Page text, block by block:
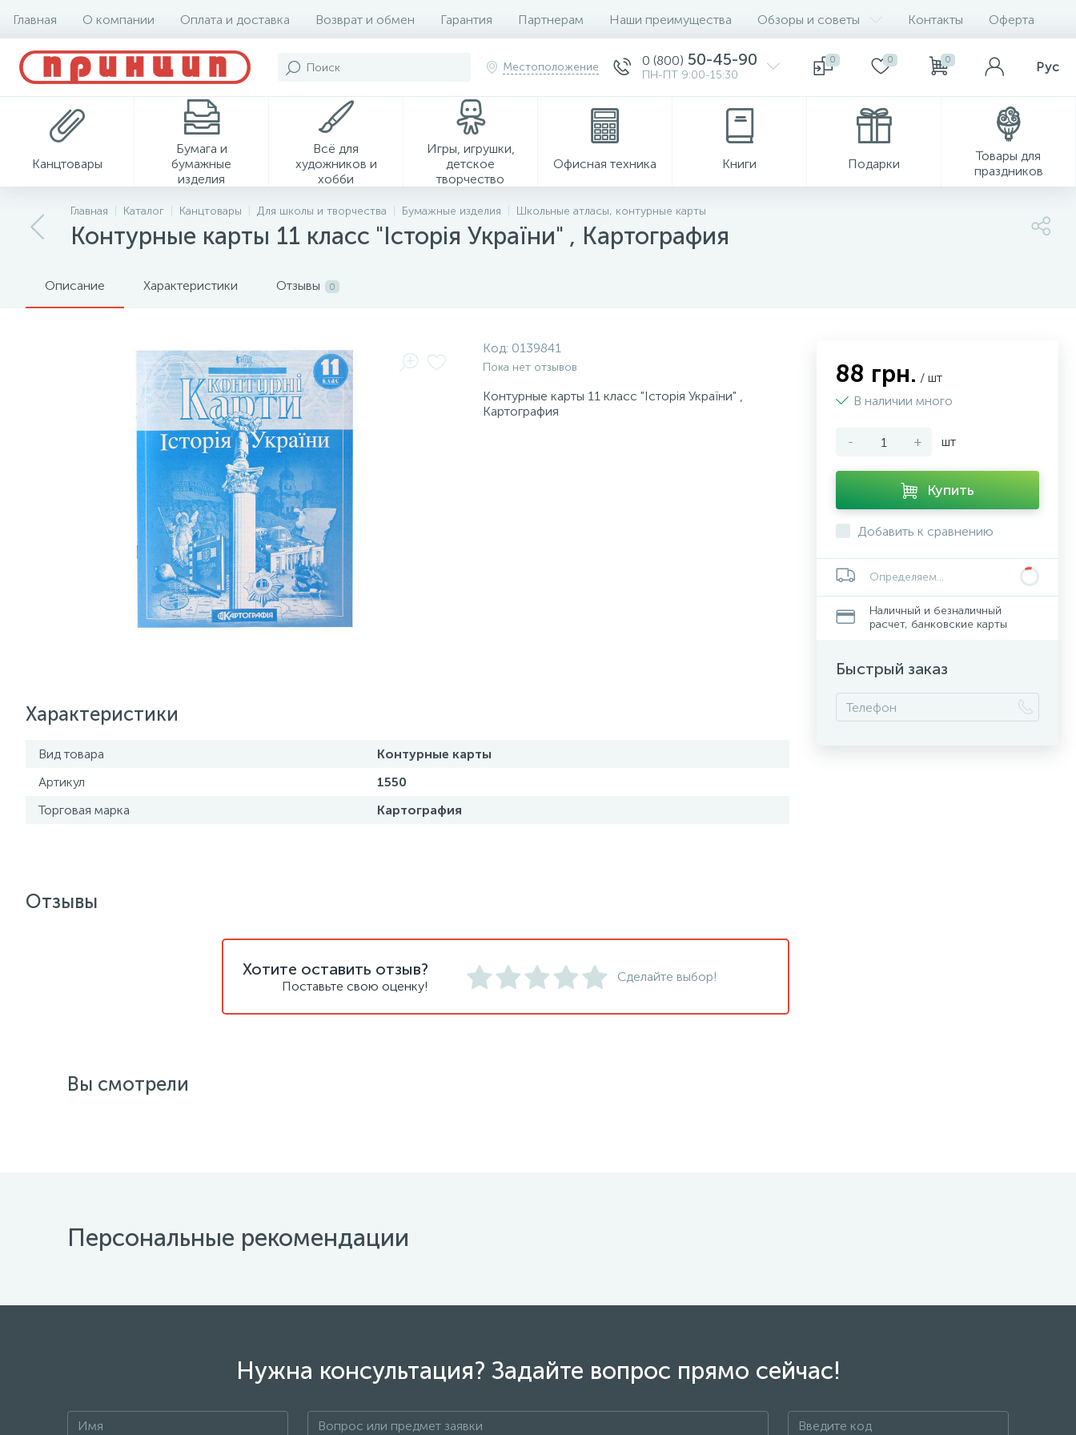
Главная О компании Оплата и доставка Возврат и обмен Гарантия Партнерам Наши преимущества Обзоры и советы Контакты Оферта
Местоположение 0 (800) 50-45-90
ПН-ПТ 9:00-15:30
0 0 0 Рус
Канцтовары
Бумага и
бумажные
изделия
Всё для
художников и
хобби
Игры, игрушки,
детское
творчество
Офисная техника Книги Подарки
Товары для
праздников
Главная Каталог Канцтовары Для школы и творчества Бумажные изделия Школьные атласы, контурные карты
Контурные карты 11 класс "Історія України" , Картография
Описание Характеристики Отзывы 0
Код: 0139841
Пока нет отзывов
Контурные карты 11 класс "Історія України" ,
Картография
Характеристики
Вид товара
Контурные карты
Артикул
1550
Торговая марка
Картография
88 грн. / шт
В наличии много
- + шт
Купить
Добавить к сравнению
Определяем...
Наличный и безналичный
расчет, банковские карты
Быстрый заказ
Отзывы
Хотите оставить отзыв?
Поставьте свою оценку!
Сделайте выбор!
Вы смотрели
Персональные рекомендации
Нужна консультация? Задайте вопрос прямо сейчас!